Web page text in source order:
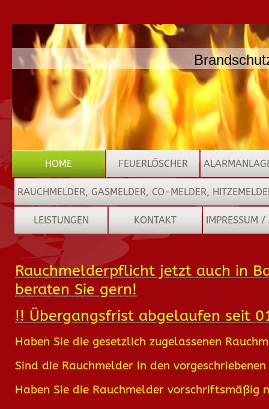
HOME FEUERLÖSCHER
RAUCHMELDER, GASMELDER, CO-MELDER,
LEISTUNGEN KONTAKT IMPRESSUM /
Rauchmelderpflicht jetzt auch in
beraten Sie gern!
!! Übergangsfrist abgelaufen seit
Haben Sie die gesetzlich zugelassenen
Sind die Rauchmelder in den
Haben Sie die Rauchmelder vorschriftsmäßig